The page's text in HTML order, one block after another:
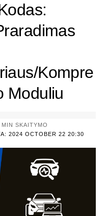
Kompre
Moduliu
2024 OCTOBER 22 20:30
MIN SKAITYMO